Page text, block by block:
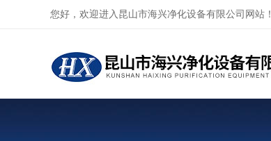
您好，欢迎进入昆山市海兴净化设备有限公司网站！